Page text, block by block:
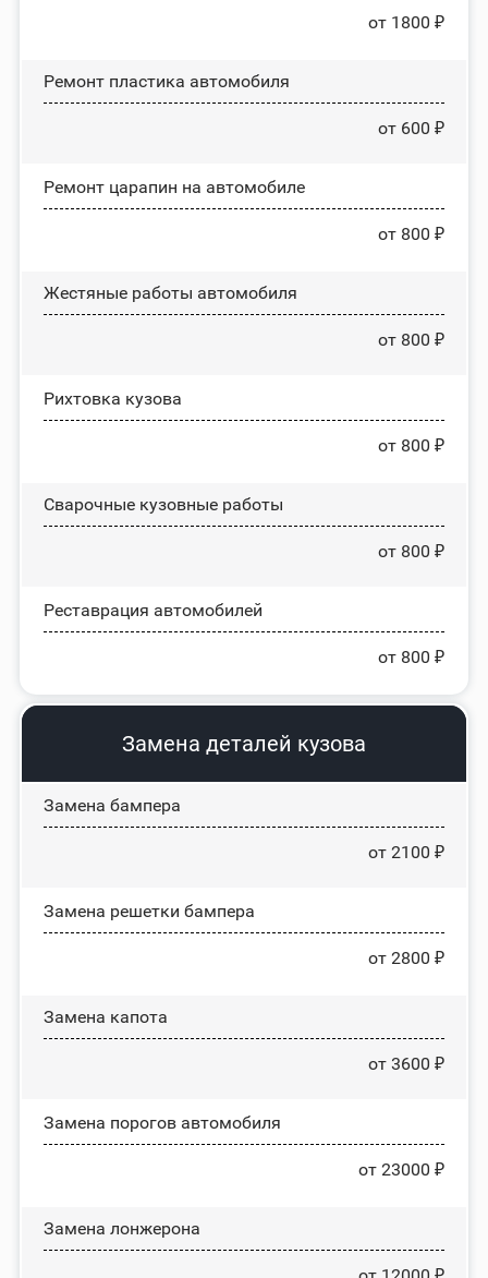
от 1800 ₽
Ремонт пластика автомобиля
от 600 ₽
Ремонт царапин на автомобиле
от 800 ₽
Жестяные работы автомобиля
от 800 ₽
Рихтовка кузова
от 800 ₽
Сварочные кузовные работы
от 800 ₽
Реставрация автомобилей
от 800 ₽
Замена деталей кузова
Замена бампера
от 2100 ₽
Замена решетки бампера
от 2800 ₽
Замена капота
от 3600 ₽
Замена порогов автомобиля
от 23000 ₽
Замена лонжерона